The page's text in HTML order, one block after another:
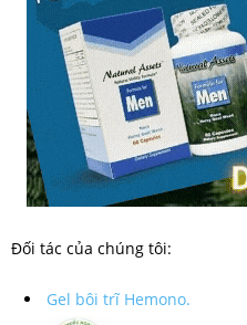
Đối tác của chúng tôi:
Gel bôi trĩ Hemono.